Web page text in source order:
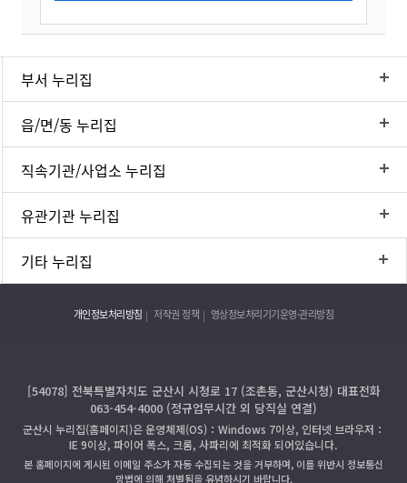
부서 누리집
읍/면/동 누리집
직속기관/사업소 누리집
유관기관 누리집
기타 누리집
개인정보처리방침 저작권 정책 영상정보처리기기운영·관리방침
[54078] 전북특별자치도 군산시 시청로 17 (조촌동, 군산시청) 대표전화
063-454-4000 (정규업무시간 외 당직실 연결)
군산시 누리집(홈페이지)은 운영체제(OS)：Windows 7이상, 인터넷 브라우저：
IE 9이상, 파이어 폭스, 크롬, 사파리에 최적화 되어있습니다.
본 홈페이지에 게시된 이메일 주소가 자동 수집되는 것을 거부하며, 이를 위반시 정보통신
망법에 의해 처벌됨을 유념하시기 바랍니다.